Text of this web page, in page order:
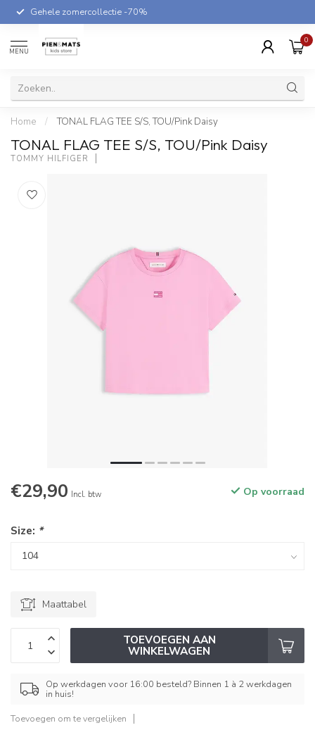
Gehele zomercollectie -70%
MENU
0
Home / TONAL FLAG TEE S/S, TOU/Pink Daisy
TONAL FLAG TEE S/S, TOU/Pink Daisy
TOMMY HILFIGER
€29,90 Incl. btw Op voorraad
Size: *
Maattabel
TOEVOEGEN AAN
WINKELWAGEN
Op werkdagen voor 16:00 besteld? Binnen 1 à 2 werkdagen
in huis!
Toevoegen om te vergelijken